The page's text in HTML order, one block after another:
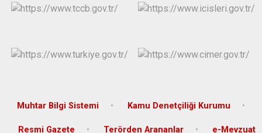
Muhtar Bilgi Sistemi Kamu Denetçiliği Kurumu
Resmi Gazete Terörden Arananlar e-Mevzuat